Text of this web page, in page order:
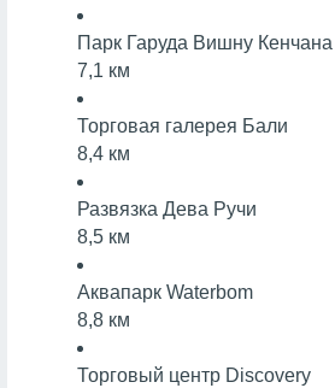
Парк Гаруда Вишну Кенчана
7,1 км
Торговая галерея Бали
8,4 км
Развязка Дева Ручи
8,5 км
Аквапарк Waterbom
8,8 км
Торговый центр Discovery